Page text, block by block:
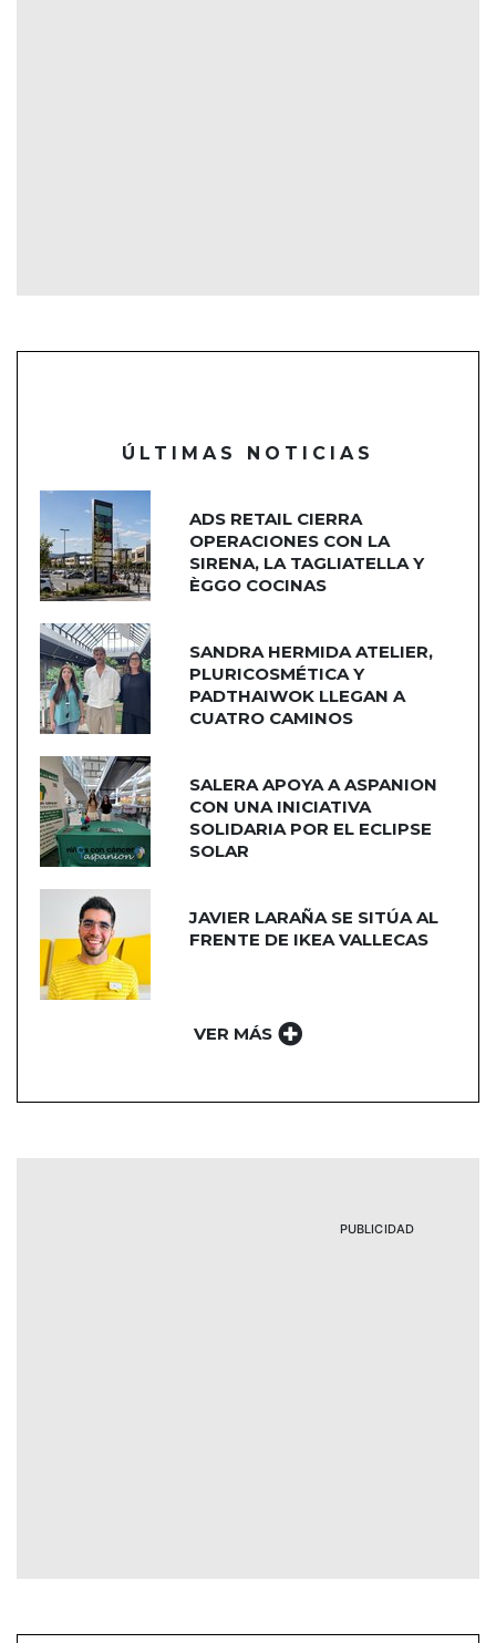
ÚLTIMAS NOTICIAS
ADS RETAIL CIERRA
OPERACIONES CON LA
SIRENA, LA TAGLIATELLA Y
ÈGGO COCINAS
SANDRA HERMIDA ATELIER,
PLURICOSMÉTICA Y
PADTHAIWOK LLEGAN A
CUATRO CAMINOS
SALERA APOYA A ASPANION
CON UNA INICIATIVA
SOLIDARIA POR EL ECLIPSE
SOLAR
JAVIER LARAÑA SE SITÚA AL
FRENTE DE IKEA VALLECAS
VER MÁS
PUBLICIDAD